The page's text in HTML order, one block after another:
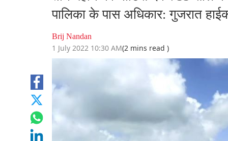
पालिका के पास अधिकार: गुजरात
Brij Nandan
1 July 2022 10:30 AM(2 mins read )